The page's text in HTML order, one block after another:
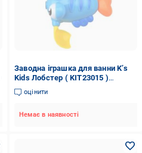
Заводна іграшка для ванни K’s
Kids Лобстер ( KIT23015 )
6892321
оцінити
Немає в наявності